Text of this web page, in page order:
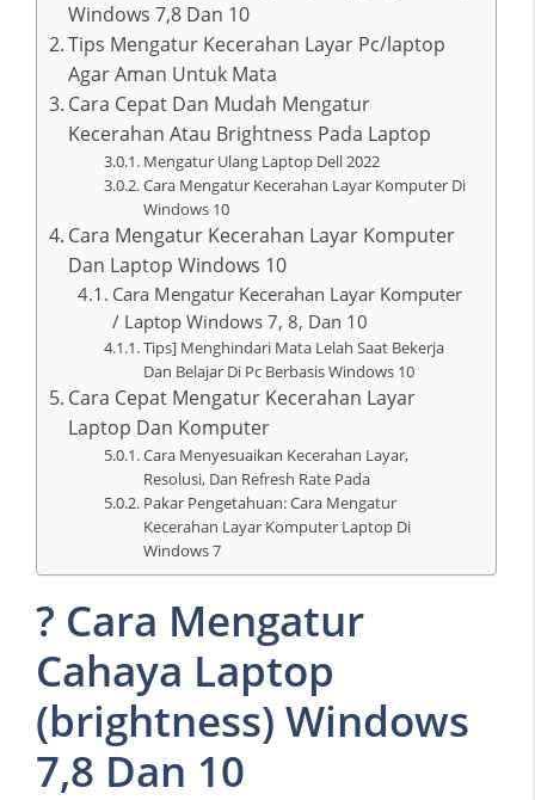
Windows 7,8 Dan 10
Tips Mengatur Kecerahan Layar Pc/laptop
Agar Aman Untuk Mata
Cara Cepat Dan Mudah Mengatur
Kecerahan Atau Brightness Pada Laptop
Mengatur Ulang Laptop Dell 2022
Cara Mengatur Kecerahan Layar Komputer Di
Windows 10
Cara Mengatur Kecerahan Layar Komputer
Dan Laptop Windows 10
Cara Mengatur Kecerahan Layar Komputer
/ Laptop Windows 7, 8, Dan 10
Tips] Menghindari Mata Lelah Saat Bekerja
Dan Belajar Di Pc Berbasis Windows 10
Cara Cepat Mengatur Kecerahan Layar
Laptop Dan Komputer
Cara Menyesuaikan Kecerahan Layar,
Resolusi, Dan Refresh Rate Pada
Pakar Pengetahuan: Cara Mengatur
Kecerahan Layar Komputer Laptop Di
Windows 7
? Cara Mengatur
Cahaya Laptop
(brightness) Windows
7,8 Dan 10